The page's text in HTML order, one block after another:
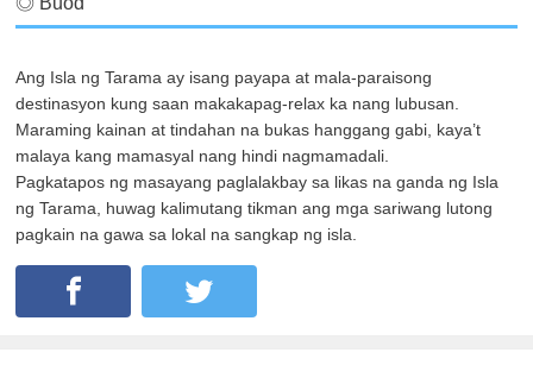
Ang Isla ng Tarama ay isang payapa at mala-paraisong
destinasyon kung saan makakapag-relax ka nang lubusan.
Maraming kainan at tindahan na bukas hanggang gabi, kaya’t
malaya kang mamasyal nang hindi nagmamadali.
Pagkatapos ng masayang paglalakbay sa likas na ganda ng Isla
ng Tarama, huwag kalimutang tikman ang mga sariwang lutong
pagkain na gawa sa lokal na sangkap ng isla.